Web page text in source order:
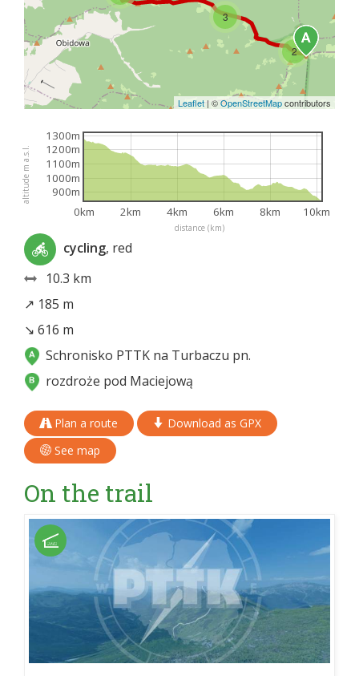
2
3
Leaflet | ©OpenStreetMapcontributors
distance (km)
altitude m a.s.l.
0km 2km 4km 6km 8km 10km
900m
1000m
1100m
1200m
1300m
cycling, red
10.3 km
↗ 185 m
↘ 616 m
Schronisko PTTK na Turbaczu pn.
rozdroże pod Maciejową
Plan a route
Download as GPX
See map
On the trail